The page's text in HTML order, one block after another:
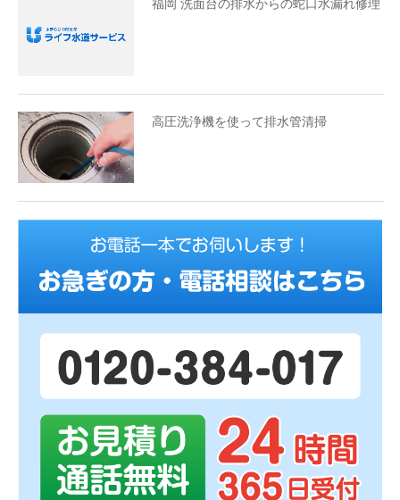
高圧洗浄機を使って排水管清掃